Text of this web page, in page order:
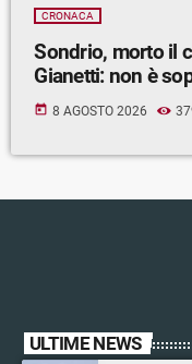
CRONACA
Sondrio, morto il
Gianetti: non è
today 8 AGOSTO 2026
ULTIME NEWS